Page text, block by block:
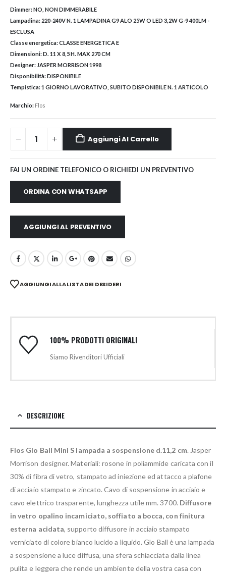
Dimmer:NO, NON DIMMERABILE
Lampadina: 220-240V N. 1 LAMPADINA G9 ALO 25W O LED 3,2W G-9 400LM -
ESCLUSA
Classe energetica:CLASSE ENERGETICA E
Dimensioni:D. 11 X 8,5 H. MAX 270 CM
Designer: JASPER MORRISON 1998
Disponibilità:DISPONIBILE
Tempistica:1 GIORNO LAVORATIVO, SUBITO DISPONIBILE N. 1 ARTICOLO
Marchio: Flos
Aggiungi Al Carrello
FAI UN ORDINE TELEFONICO O RICHIEDI UN PREVENTIVO
ORDINA CON WHATSAPP
AGGIUNGI AL PREVENTIVO
AGGIUNGI ALLA LISTA DEI DESIDERI
100% PRODOTTI ORIGINALI
Siamo Rivenditori Ufficiali
DESCRIZIONE
Flos Glo Ball Mini S lampada a sospensione d.11,2 cm. Jasper
Morrison designer. Materiali: rosone in poliammide caricata con il
30% di fibra di vetro, stampato ad iniezione ed attacco a plafone
di acciaio stampato e zincato. Cavo di sospensione in acciaio e
cavo elettrico trasparente, lunghezza utile mm. 3700. Diffusore
in vetro opalino incamiciato, soffiato a bocca, con finitura
esterna acidata, supporto diffusore in acciaio stampato
verniciato di colore bianco lucido a liquido. Glo Ball è una lampada
a sospensione a luce diffusa, una sfera schiacciata dalla linea
pulita e leggera che rende un ambiente della vostra casa con